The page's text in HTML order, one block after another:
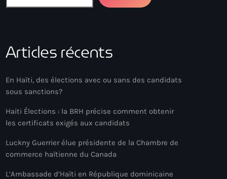
Articles récents
En Haïti, des élections avec ou sans des candidats
sous sanctions?
Haiti Élections : la BRH précise comment obtenir
les certificats exigés aux candidats
Luckny Guerrier élue présidente de la Chambre de
commerce haïtienne du Canada
L’Ambassade d’Haïti en République dominicaine